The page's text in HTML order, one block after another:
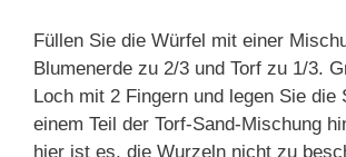
Füllen Sie die Würfel mit einer
Blumenerde zu 2/3 und Torf zu 1/3.
Loch mit 2 Fingern und legen Sie die
einem Teil der Torf-Sand-Mischung
hier ist es, die Wurzeln nicht zu